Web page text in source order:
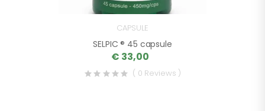
CAPSULE
SELPIC ® 45 capsule
€ 33,00
( 0 Reviews )